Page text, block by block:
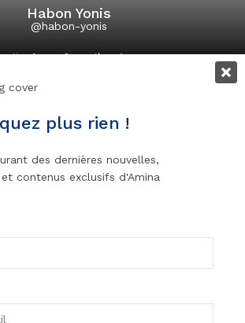
Habon Yonis
@habon-yonis
active 1 year, 8 months ago
ARTICLES:
0
plus rien !
des dernières nouvelles,
contenus exclusifs d'Amina